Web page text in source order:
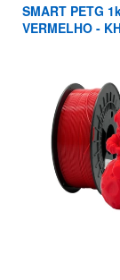
SMART PETG
VERMELHO -